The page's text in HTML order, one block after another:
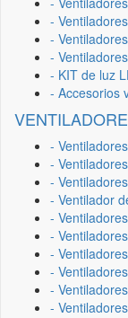
-
-
-
- KIT de luz
- Accesorios
-
-
-
- Ventilador
-
-
-
-
-
-